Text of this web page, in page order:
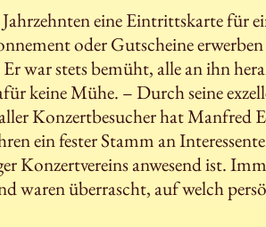
Jahrzehnten eine Eintrittskarte für
oder Gutscheine
war stets bemüht, alle an ihn
keine Mühe. – Durch seine
Konzertbesucher hat Manfred
ein fester Stamm an
Konzertvereins anwesend ist.
waren überrascht, auf welch